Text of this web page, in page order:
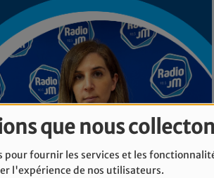
que nous
pour fournir les services et les
l'expérience de nos utilisateurs.